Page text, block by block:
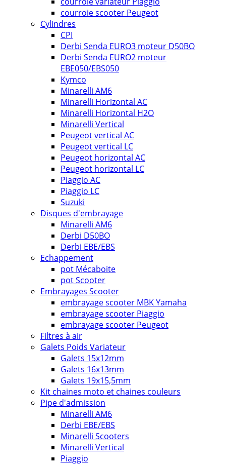
courroie scooter Peugeot
Cylindres
CPI
Derbi Senda EURO3 moteur D50BO
Derbi Senda EURO2 moteur
EBE050/EBS050
Kymco
Minarelli AM6
Minarelli Horizontal AC
Minarelli Horizontal H2O
Minarelli Vertical
Peugeot vertical AC
Peugeot vertical LC
Peugeot horizontal AC
Peugeot horizontal LC
Piaggio AC
Piaggio LC
Suzuki
Disques d'embrayage
Minarelli AM6
Derbi D50BO
Derbi EBE/EBS
Echappement
pot Mécaboite
pot Scooter
Embrayages Scooter
embrayage scooter MBK Yamaha
embrayage scooter Piaggio
embrayage scooter Peugeot
Filtres à air
Galets Poids Variateur
Galets 15x12mm
Galets 16x13mm
Galets 19x15,5mm
Kit chaines moto et chaines couleurs
Pipe d'admission
Minarelli AM6
Derbi EBE/EBS
Minarelli Scooters
Minarelli Vertical
Piaggio